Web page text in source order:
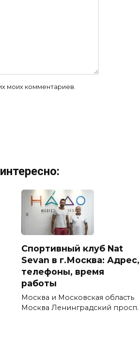
моих комментариев.
Спортивный клуб Nat
Sevan в г.Москва: Адрес,
телефоны, время
работы
Москва и Московская область
Москва Ленинградский просп.